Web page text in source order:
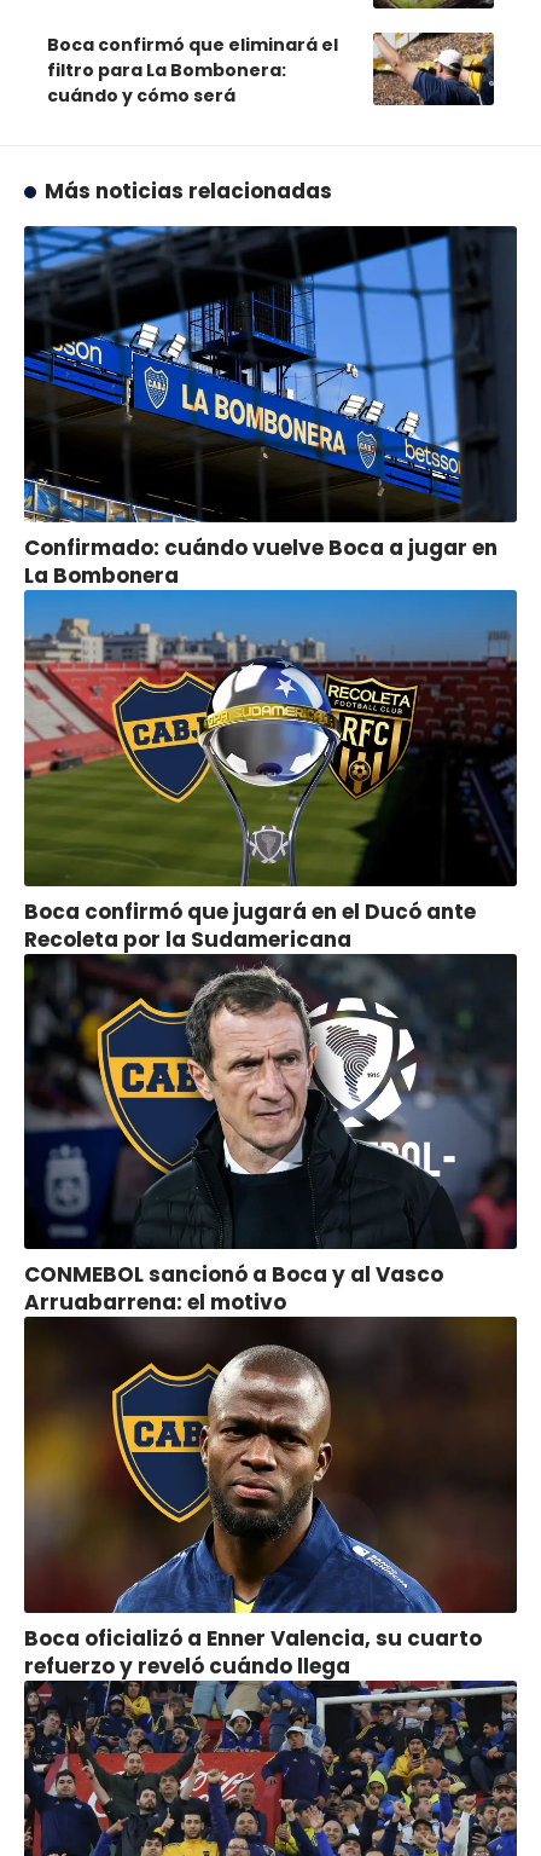
Boca confirmó que eliminará el
filtro para La Bombonera:
cuándo y cómo será
Más noticias relacionadas
Confirmado: cuándo vuelve Boca a jugar en
La Bombonera
Boca confirmó que jugará en el Ducó ante
Recoleta por la Sudamericana
CONMEBOL sancionó a Boca y al Vasco
Arruabarrena: el motivo
Boca oficializó a Enner Valencia, su cuarto
refuerzo y reveló cuándo llega